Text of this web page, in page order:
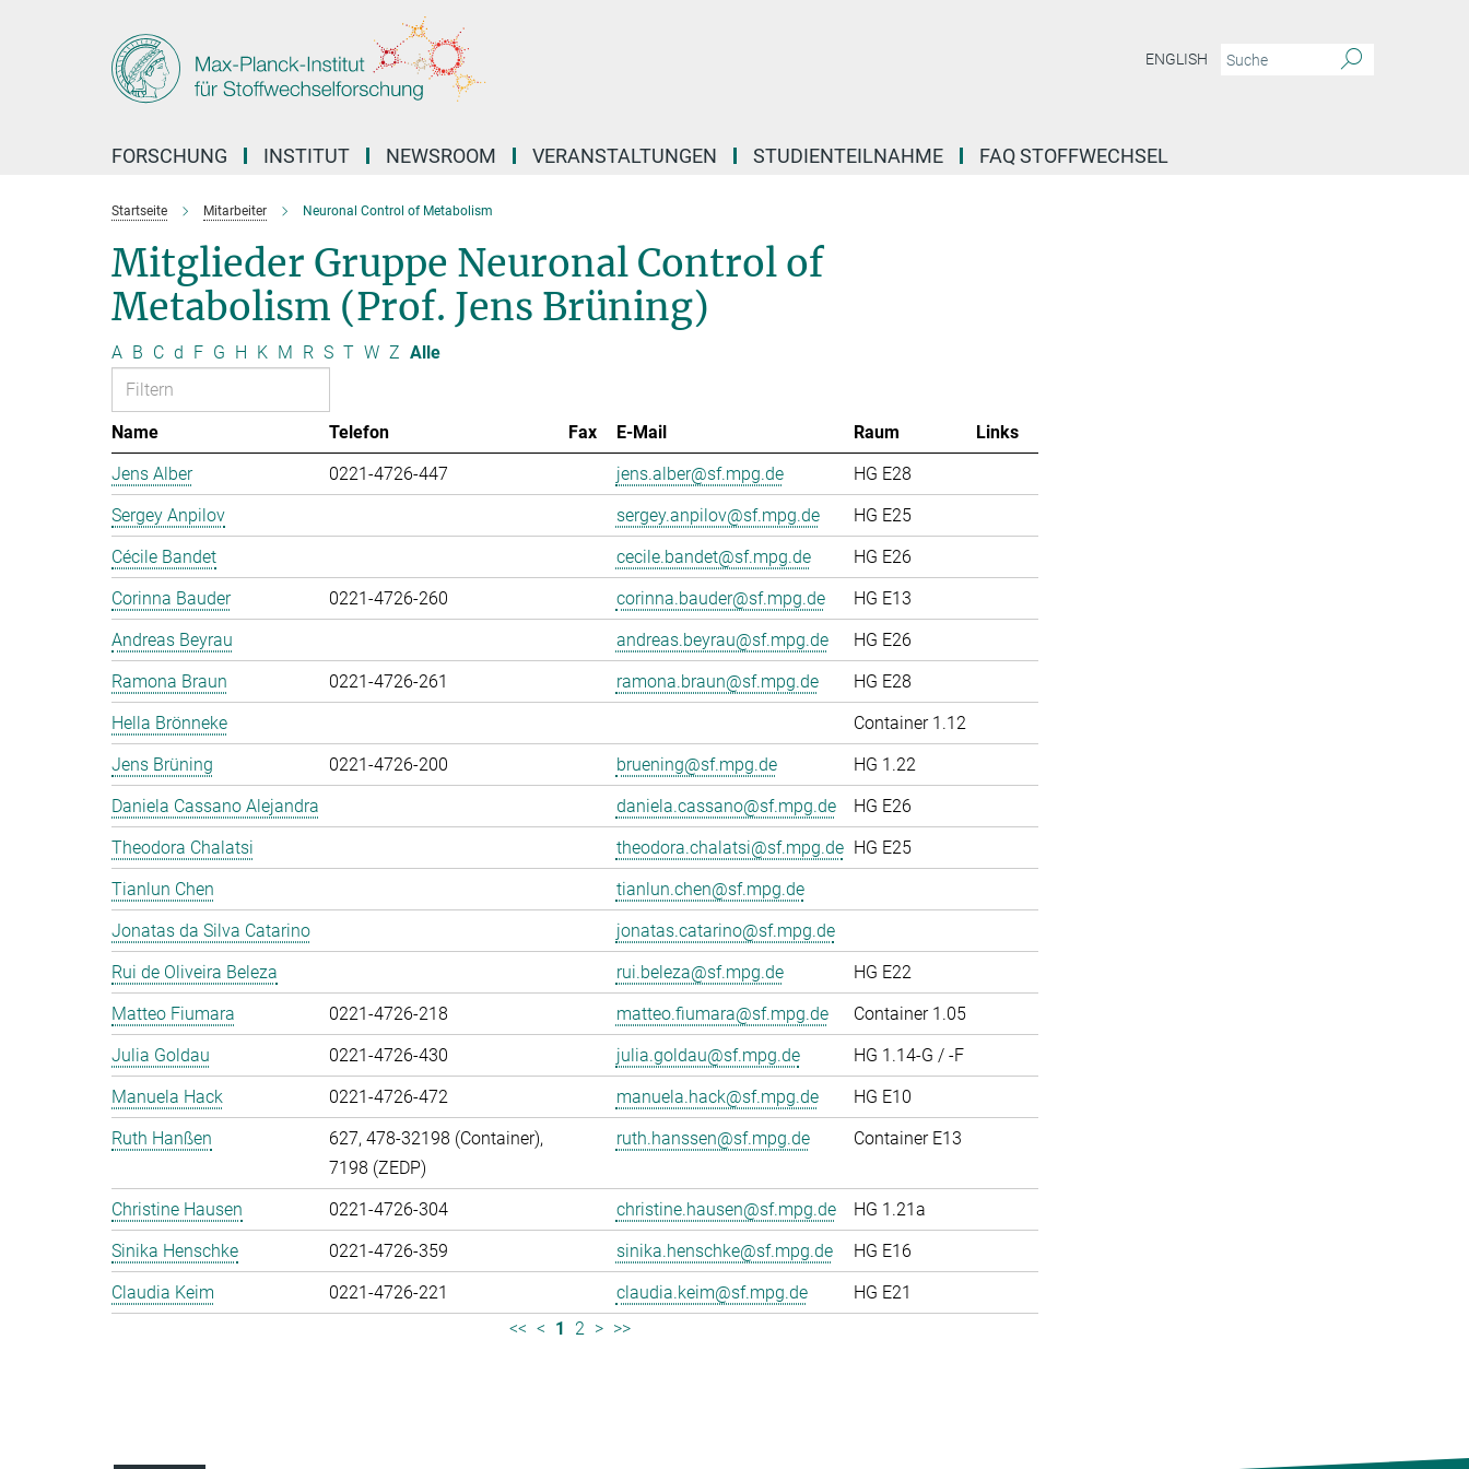
ENGLISH
FORSCHUNG INSTITUT NEWSROOM VERANSTALTUNGEN STUDIENTEILNAHME FAQ STOFFWECHSEL
Startseite Mitarbeiter Neuronal Control of Metabolism
Mitglieder Gruppe Neuronal Control of
Metabolism (Prof. Jens Brüning)
A B C d F G H K M R S T W Z Alle
Name Telefon Fax E-Mail Raum
Links
Jens Alber
0221-4726-447 jens.alber@sf.mpg.de
HG E28
Sergey Anpilov
sergey.anpilov@sf.mpg.de
HG E25
Cécile Bandet
cecile.bandet@sf.mpg.de
HG E26
Corinna Bauder
0221-4726-260 corinna.bauder@sf.mpg.de
HG E13
Andreas Beyrau
andreas.beyrau@sf.mpg.de
HG E26
Ramona Braun
0221-4726-261 ramona.braun@sf.mpg.de
HG E28
Hella Brönneke
Container 1.12
Jens Brüning
0221-4726-200 bruening@sf.mpg.de
HG 1.22
Daniela Cassano Alejandra
daniela.cassano@sf.mpg.de
HG E26
Theodora Chalatsi
theodora.chalatsi@sf.mpg.de HG E25
Tianlun Chen
tianlun.chen@sf.mpg.de
Jonatas da Silva Catarino
jonatas.catarino@sf.mpg.de
Rui de Oliveira Beleza
rui.beleza@sf.mpg.de
HG E22
Matteo Fiumara
0221-4726-218 matteo.fiumara@sf.mpg.de
Container 1.05
Julia Goldau
0221-4726-430 julia.goldau@sf.mpg.de
HG 1.14-G / -F
Manuela Hack
0221-4726-472 manuela.hack@sf.mpg.de
HG E10
Ruth Hanßen
627, 478-32198 (Container),
7198 (ZEDP)
ruth.hanssen@sf.mpg.de Container E13
Christine Hausen 0221-4726-304 christine.hausen@sf.mpg.de
HG 1.21a
Sinika Henschke
0221-4726-359 sinika.henschke@sf.mpg.de
HG E16
Claudia Keim
0221-4726-221 claudia.keim@sf.mpg.de
HG E21
<< < 1 2 > >>